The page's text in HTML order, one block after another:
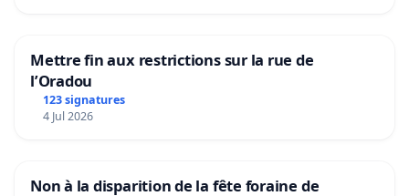
Mettre fin aux restrictions sur la rue de
l’Oradou
123 signatures
4 Jul 2026
Non à la disparition de la fête foraine de